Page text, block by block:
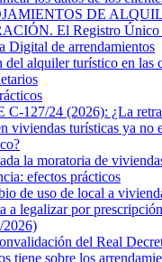
DE
El Registro Único
Digital de arrendamientos
del alquiler turístico en las
C-127/24 (2026): ¿La
viviendas turísticas ya no
la moratoria de
efectos prácticos
de uso de local a
a legalizar por
2026)
del Real
tiene sobre los